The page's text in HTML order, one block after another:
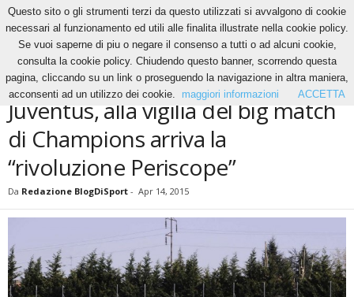
News
Juventus, alla vigilia del big match di Champions arriva la “rivoluzione
Periscope”
NEWS
Juventus, alla vigilia del big match
di Champions arriva la
“rivoluzione Periscope”
Da Redazione BlogDiSport - Apr 14, 2015
Questo sito o gli strumenti terzi da questo utilizzati si avvalgono di cookie
necessari al funzionamento ed utili alle finalita illustrate nella cookie policy.
Se vuoi saperne di piu o negare il consenso a tutti o ad alcuni cookie,
consulta la cookie policy. Chiudendo questo banner, scorrendo questa
pagina, cliccando su un link o proseguendo la navigazione in altra maniera,
acconsenti ad un utilizzo dei cookie.
maggiori informazioni ACCETTA